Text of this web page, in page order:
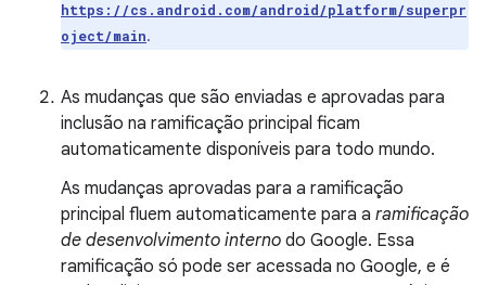
https://cs.android.com/android/platform/superpr
oject/main.
As mudanças que são enviadas e aprovadas para
inclusão na ramificação principal ficam
automaticamente disponíveis para todo mundo.
As mudanças aprovadas para a ramificação
principal fluem automaticamente para a ramificação
de desenvolvimento interno do Google. Essa
ramificação só pode ser acessada no Google, e é